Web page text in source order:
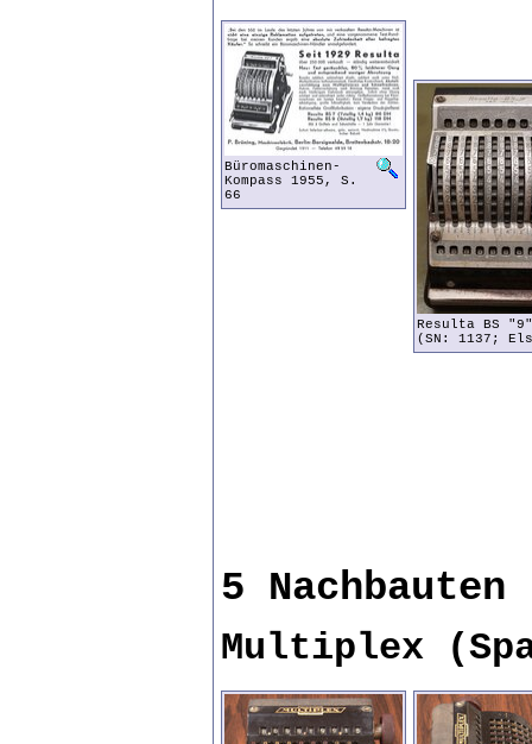
Büromaschinen-
Kompass 1955, S.
66
Resulta BS "9"
(SN: 1137;
5 Nachbauten
Multiplex